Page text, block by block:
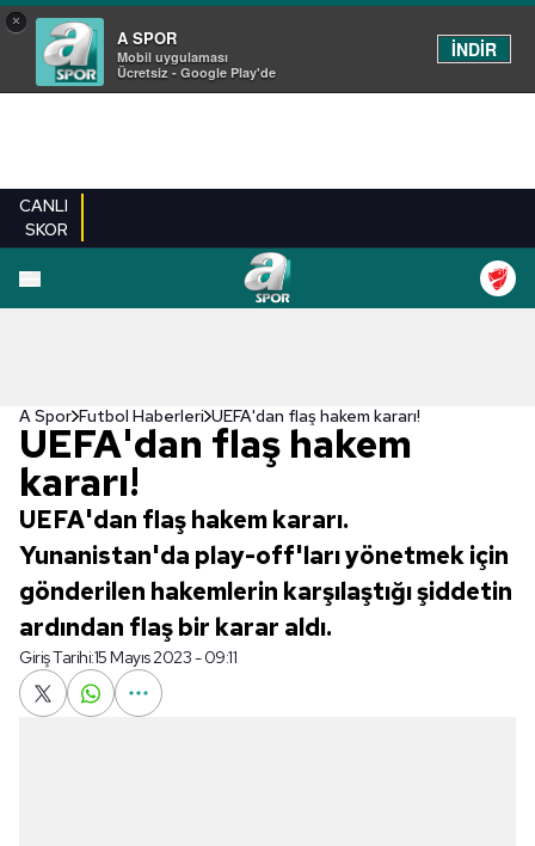
×
A SPOR
Mobil uygulaması
Ücretsiz - Google Play'de
İNDİR
CANLI
SKOR
A Spor Futbol Haberleri UEFA'dan flaş hakem kararı!
UEFA'dan flaş hakem
kararı!
UEFA'dan flaş hakem kararı.
Yunanistan'da play-off'ları yönetmek için
gönderilen hakemlerin karşılaştığı şiddetin
ardından flaş bir karar aldı.
Giriş Tarihi:15 Mayıs 2023 - 09:11